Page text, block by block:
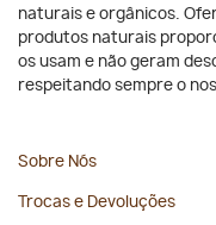
naturais e orgânicos.
produtos naturais
os usam e não geram
respeitando sempre o
Sobre Nós
Trocas e Devoluções